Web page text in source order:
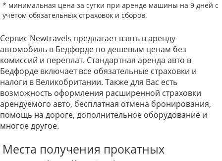
* минимальная цена за сутки при аренде машины на 9 дней с
учетом обязательных страховок и сборов.
Сервис Newtravels предлагает взять в аренду
автомобиль в Бедфорде по дешевым ценам без
комиссий и переплат. Стандартная аренда авто в
Бедфорде включает все обязательные страховки и
налоги в Великобритании. Также для Вас есть
возможность оформления расширенной страховки
арендуемого авто, бесплатная отмена бронирования,
помощь на дороге, дополнительное оборудование и
многое другое.
Места получения прокатных